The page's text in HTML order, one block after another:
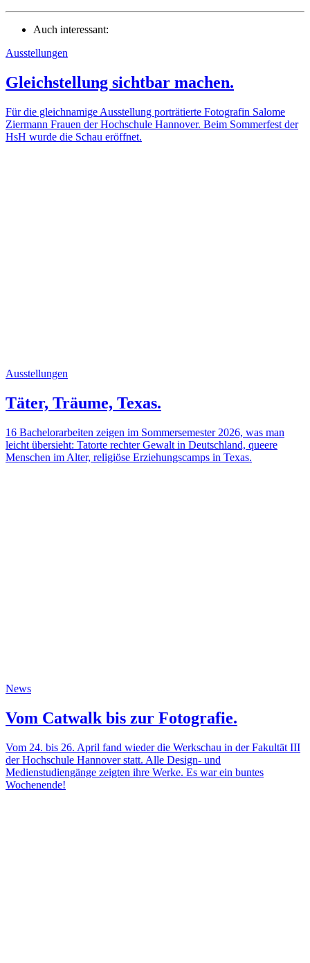
Auch interessant:
Ausstellungen
Gleichstellung sichtbar machen.
Für die gleichnamige Ausstellung porträtierte Fotografin Salome
Ziermann Frauen der Hochschule Hannover. Beim Sommerfest der
HsH wurde die Schau eröffnet.
Ausstellungen
Täter, Träume, Texas.
16 Bachelorarbeiten zeigen im Sommersemester 2026, was man
leicht übersieht: Tatorte rechter Gewalt in Deutschland, queere
Menschen im Alter, religiöse Erziehungscamps in Texas.
News
Vom Catwalk bis zur Fotografie.
Vom 24. bis 26. April fand wieder die Werkschau in der Fakultät III
der Hochschule Hannover statt. Alle Design- und
Medienstudiengänge zeigten ihre Werke. Es war ein buntes
Wochenende!